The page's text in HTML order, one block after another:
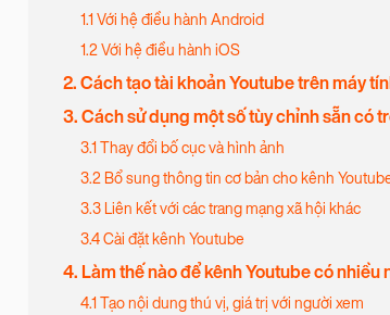
1.1 Với hệ điều hành Android
1.2 Với hệ điều hành iOS
2. Cách tạo tài khoản Youtube trên máy
3. Cách sử dụng một số tùy chỉnh sẵn có
3.1 Thay đổi bố cục và hình ảnh
3.2 Bổ sung thông tin cơ bản cho kênh
3.3 Liên kết với các trang mạng xã hội khác
3.4 Cài đặt kênh Youtube
4. Làm thế nào để kênh Youtube có nhiều
4.1 Tạo nội dung thú vị, giá trị với người xem